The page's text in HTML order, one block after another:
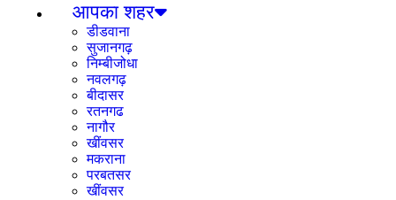
आपका शहर
डीडवाना
सुजानगढ़
निम्बीजोधा
नवलगढ़
बीदासर
रतनगढ
नागौर
खींवसर
मकराना
परबतसर
खींवसर